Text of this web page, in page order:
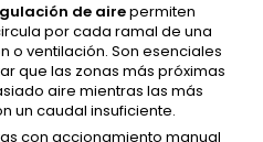
de airepermiten
por cada ramal de una
o ventilación. Son esenciales
que las zonas más próximas
aire mientras las más
un caudal insuficiente.
con accionamiento manual